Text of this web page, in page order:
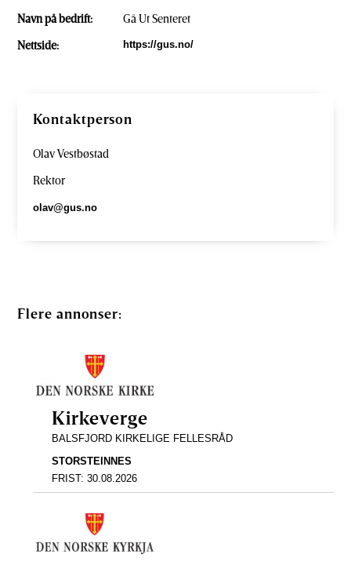
Navn på bedrift:
Gå Ut Senteret
Nettside:
https://gus.no/
Kontaktperson
Olav Vestbøstad
Rektor
olav@gus.no
Flere annonser:
Kirkeverge
BALSFJORD KIRKELIGE FELLESRÅD
STORSTEINNES
FRIST:30.08.2026